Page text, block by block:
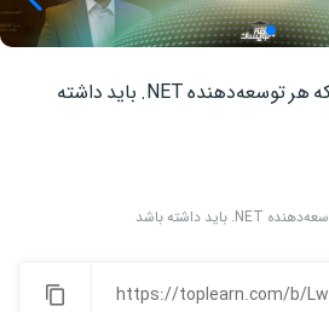
10 کتاب برتر برنامه‌نویسی که هر توسعه‌دهنده NET. باید داشته
https://toplearn.com/b/Lw